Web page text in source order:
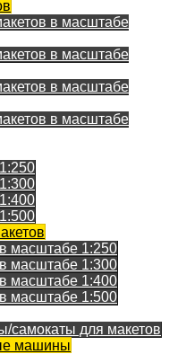
в масштабе
в масштабе
в масштабе
в масштабе
масштабе 1:250
масштабе 1:300
масштабе 1:400
масштабе 1:500
самокаты для макетов
машины